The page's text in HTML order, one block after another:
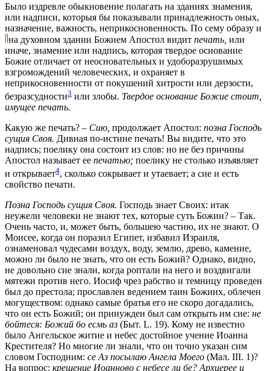
Было издревле обыкновение полагать на зданиях знамения,
или надписи, которыя бы показывали принадлежность оных,
назначение, важность, неприкосновенность. По сему образу и
на духовном здании Божием Апостол видит печать, или
иначе, знамение или надпись, которая твердое основание
Божие отличает от неосновательных и удоборазрушимых
взгромождений человеческих, и охраняет в
неприкосновенности от покушений хитрости или дерзости,
безразсудности3 или злобы. Твердое основание Божие стоит,
имущее печать.
Какую же печать? – Сию, продолжает Апостол: позна Господь
сущия Своя. Дивная по-истине печать! Вы видите, что это
надпись; поелику она состоит из слов: но не без причины
Апостол называет ее печатью; поелику не столько изъявляет
и открывает4, сколько сокрывает и утаевает; а сие и есть
свойство печати.
Позна Господь сущия Своя. Господь знает Своих: итак
неужели человеки не знают тех, которые суть Божии? – Так.
Очень часто, и, может быть, большею частию, их не знают. О
Моисее, когда он поразил Египет, избавил Израиля,
ознаменовал чудесами воздух, воду, землю, древо, камение,
можно ли было не знать, что он есть Божий? Однако, видно,
не довольно сие знали, когда роптали на него и воздвигали
мятежи против него. Иосиф чрез рабство и темницу проведен
был до престола; прославлен ведением таин Божиих, облечен
могуществом: однако самые братья его не скоро догадались,
что он есть Божий; он принужден был сам открыть им сие: не
бойтеся: Божий бо есмь аз (Быт. L. 19). Кому не известно
было Ангельское житие и небес достойное учение Иоанна
Крестителя? Но многие ли знали, что он точно указан сим
словом Господним: се Аз посылаю Ангела Моего (Мал. III. 1)?
На вопрос: крещение Иоанново с небесе ли бе? Архиерее и